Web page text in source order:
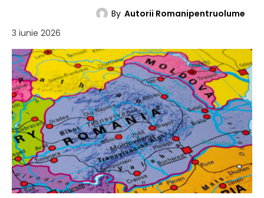
By Autorii Romanipentruolume
3 iunie 2026